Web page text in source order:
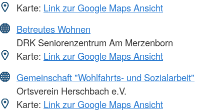
Karte: Link zur Google Maps Ansicht
Betreutes Wohnen
DRK Seniorenzentrum Am Merzenborn
Karte: Link zur Google Maps Ansicht
Gemeinschaft "Wohlfahrts- und Sozialarbeit"
Ortsverein Herschbach e.V.
Karte: Link zur Google Maps Ansicht